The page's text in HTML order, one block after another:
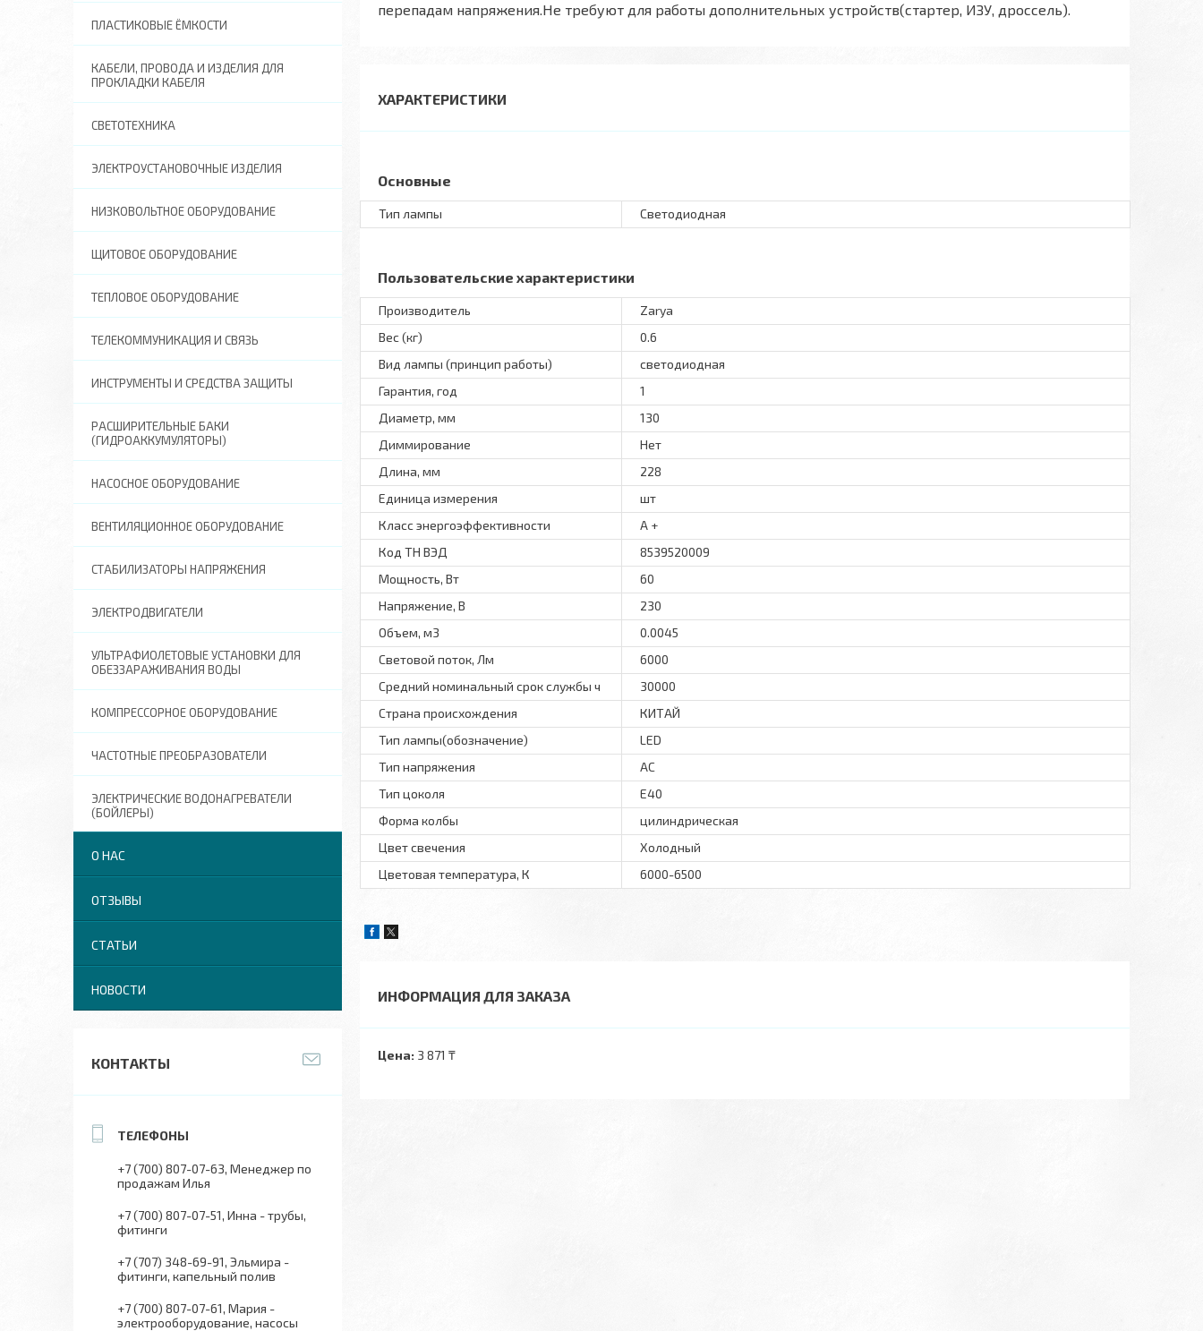
перепадам напряжения.Не требуют для работы дополнительных устройств(стартер, ИЗУ, дроссель).
ХАРАКТЕРИСТИКИ
Основные
Тип лампы Светодиодная
Пользовательские характеристики
Производитель
Zarya
Вес (кг)
0.6
Вид лампы (принцип работы)
светодиодная
Гарантия, год
1
Диаметр, мм
130
Диммирование
Нет
Длина, мм
228
Единица измерения
шт
Класс энергоэффективности
A +
Код ТН ВЭД
8539520009
Мощность, Вт
60
Напряжение, В
230
Объем, м3
0.0045
Световой поток, Лм
6000
Средний номинальный срок службы ч
30000
Страна происхождения
КИТАЙ
Тип лампы(обозначение)
LED
Тип напряжения
АС
Тип цоколя
E40
Форма колбы
цилиндрическая
Цвет свечения
Холодный
Цветовая температура, К
6000-6500
ИНФОРМАЦИЯ ДЛЯ ЗАКАЗА
Цена: 3 871 ₸
ПЛАСТИКОВЫЕ ЁМКОСТИ
КАБЕЛИ, ПРОВОДА И ИЗДЕЛИЯ ДЛЯ
ПРОКЛАДКИ КАБЕЛЯ
СВЕТОТЕХНИКА
ЭЛЕКТРОУСТАНОВОЧНЫЕ ИЗДЕЛИЯ
НИЗКОВОЛЬТНОЕ ОБОРУДОВАНИЕ
ЩИТОВОЕ ОБОРУДОВАНИЕ
ТЕПЛОВОЕ ОБОРУДОВАНИЕ
ТЕЛЕКОММУНИКАЦИЯ И СВЯЗЬ
ИНСТРУМЕНТЫ И СРЕДСТВА ЗАЩИТЫ
РАСШИРИТЕЛЬНЫЕ БАКИ
(ГИДРОАККУМУЛЯТОРЫ)
НАСОСНОЕ ОБОРУДОВАНИЕ
ВЕНТИЛЯЦИОННОЕ ОБОРУДОВАНИЕ
СТАБИЛИЗАТОРЫ НАПРЯЖЕНИЯ
ЭЛЕКТРОДВИГАТЕЛИ
УЛЬТРАФИОЛЕТОВЫЕ УСТАНОВКИ ДЛЯ
ОБЕЗЗАРАЖИВАНИЯ ВОДЫ
КОМПРЕССОРНОЕ ОБОРУДОВАНИЕ
ЧАСТОТНЫЕ ПРЕОБРАЗОВАТЕЛИ
ЭЛЕКТРИЧЕСКИЕ ВОДОНАГРЕВАТЕЛИ
(БОЙЛЕРЫ)
О НАС
ОТЗЫВЫ
СТАТЬИ
НОВОСТИ
КОНТАКТЫ
+7 (700) 807-07-63 Менеджер по
продажам Илья
+7 (700) 807-07-51 Инна - трубы,
фитинги
+7 (707) 348-69-91 Эльмира -
фитинги, капельный полив
+7 (700) 807-07-61 Мария -
электрооборудование, насосы